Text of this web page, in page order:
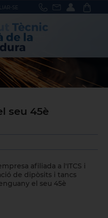
SE
seu 45è
afiliada a l'ITCS i
de dipòsits i tancs
el seu 45è